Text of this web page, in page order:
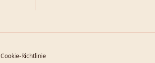
Cookie-Richtlinie